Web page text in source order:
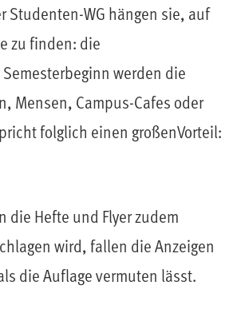
Studenten-WG hängen sie, auf
zu finden: die
werden die
Mensen, Campus-Cafes oder
folglich einen großenVorteil:
die Hefte und Flyer zudem
wird, fallen die Anzeigen
die Auflage vermuten lässt.